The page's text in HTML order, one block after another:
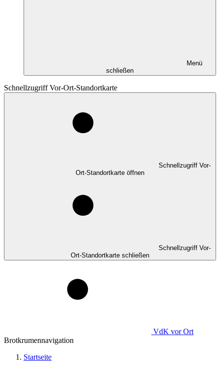
Menü
schließen
Schnellzugriff Vor-Ort-Standortkarte
Schnellzugriff Vor-
Ort-Standortkarte öffnen
Schnellzugriff Vor-
Ort-Standortkarte schließen
VdK vor Ort
Brotkrumennavigation
Startseite